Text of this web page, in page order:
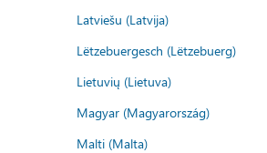
Latviešu (Latvija)
Lëtzebuergesch (Lëtzebuerg)
Lietuvių (Lietuva)
Magyar (Magyarország)
Malti (Malta)